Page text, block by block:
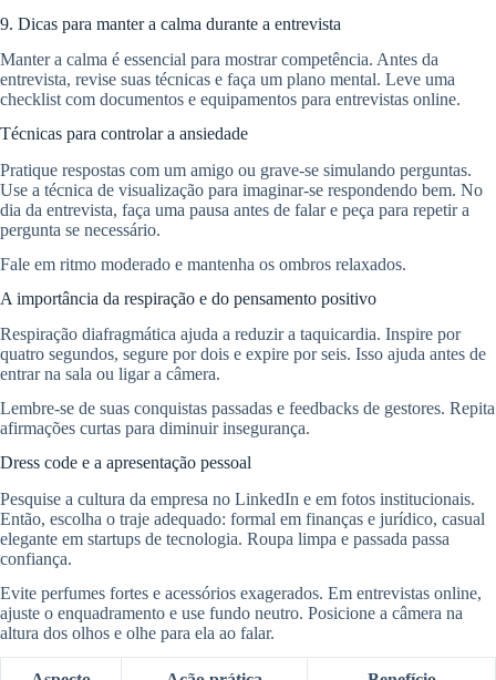
9. Dicas para manter a calma durante a entrevista
Manter a calma é essencial para mostrar competência. Antes da
entrevista, revise suas técnicas e faça um plano mental. Leve uma
checklist com documentos e equipamentos para entrevistas online.
Técnicas para controlar a ansiedade
Pratique respostas com um amigo ou grave-se simulando perguntas.
Use a técnica de visualização para imaginar-se respondendo bem. No
dia da entrevista, faça uma pausa antes de falar e peça para repetir a
pergunta se necessário.
Fale em ritmo moderado e mantenha os ombros relaxados.
A importância da respiração e do pensamento positivo
Respiração diafragmática ajuda a reduzir a taquicardia. Inspire por
quatro segundos, segure por dois e expire por seis. Isso ajuda antes de
entrar na sala ou ligar a câmera.
Lembre-se de suas conquistas passadas e feedbacks de gestores. Repita
afirmações curtas para diminuir insegurança.
Dress code e a apresentação pessoal
Pesquise a cultura da empresa no LinkedIn e em fotos institucionais.
Então, escolha o traje adequado: formal em finanças e jurídico, casual
elegante em startups de tecnologia. Roupa limpa e passada passa
confiança.
Evite perfumes fortes e acessórios exagerados. Em entrevistas online,
ajuste o enquadramento e use fundo neutro. Posicione a câmera na
altura dos olhos e olhe para ela ao falar.